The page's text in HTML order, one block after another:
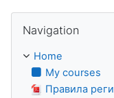
Navigation
Home
My courses
Правила